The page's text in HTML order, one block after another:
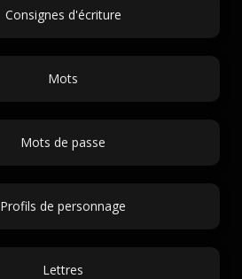
Consignes d'écriture
Mots
Mots de passe
Profils de personnage
Lettres